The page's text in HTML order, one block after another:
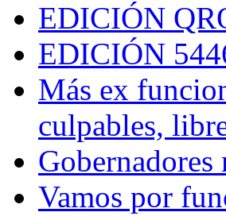
EDICIÓN
EDICIÓN
Más ex
culpables,
Gobernadores
Vamos por